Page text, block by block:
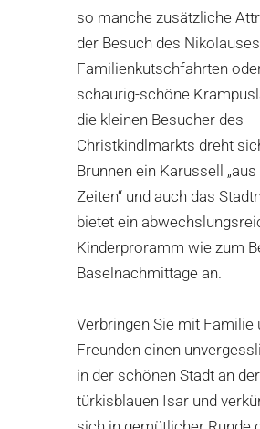
so manche zusätzliche
der Besuch des
Familienkutschfahrten
schaurig-schöne
die kleinen Besucher des
Christkindlmarkts dreht
Brunnen ein Karussell
Zeiten“ und auch das
bietet ein
Kinderproramm wie zum
Baselnachmittage an.
Verbringen Sie mit Familie
Freunden einen
in der schönen Stadt an der
türkisblauen Isar und